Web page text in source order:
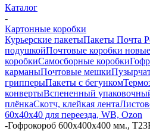
Каталог
-
Картонные коробки
Курьерские пакетыПакеты Почта
подушкойПочтовые коробки новые
коробкиСамосборные коробки
карманыПочтовые мешки
грипперыПакеты с бегунком
конвертыВспененный
плёнкаСкотч, клейкая лента
60х40х40 для переезда, WB, Ozon
-Гофрокороб 600х400х400 мм.,